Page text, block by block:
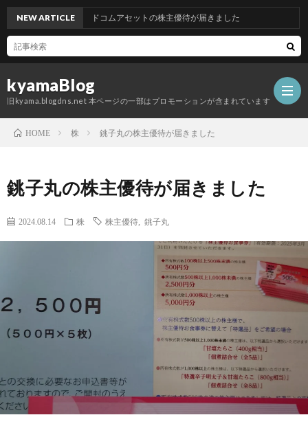
kyamaBlog
旧kyama.blogdns.net 本ページの一部はプロモーションが含まれています
NEW ARTICLEグッドコムアセットの株主優待が届きました
HOME 株 銚子丸の株主優待が届きました
銚子丸の株主優待が届きました
2024.08.14 株 株主優待 銚子丸